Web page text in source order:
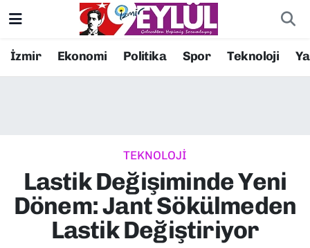
İzmir Ekonomi Politika Spor Teknoloji
TEKNOLOJİ
Lastik Değişiminde Yeni
Dönem: Jant Sökülmeden
Lastik Değiştiriyor
Resmi İlanlar
EKONOMİ
KÜLTÜR SANAT
Konak Nöbetçi Eczaneler
Süper Lig Puan Durumu ve Fikstür
Tüm Manşetler
Son Dakika Haberleri